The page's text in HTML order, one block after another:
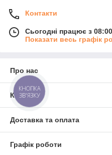
Контакти
Сьогодні працює з
Показати весь графік
Про нас
Контакти
Доставка та оплата
Графік роботи
КНОПКА
ЗВ'ЯЗКУ